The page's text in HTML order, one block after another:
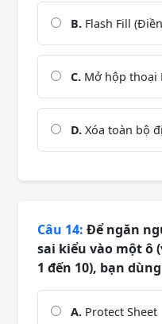
B. Flash Fill
C. Mở hộp thoại
D. Xóa toàn bộ
Câu 14: Để ngăn
sai kiểu vào một ô
1 đến 10), bạn
A. Protect Sheet